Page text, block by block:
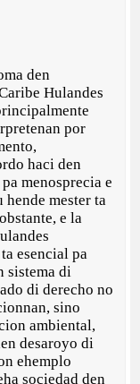
den
Hulandes
por
haci den
menosprecia e
mester ta
e la
esencial pa
sistema di
di derecho no
sino
ambiental,
desaroyo di
ehemplo
sociedad den